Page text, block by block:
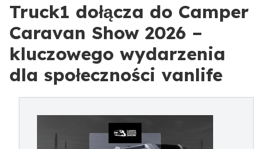
Truck1 dołącza do Camper
Caravan Show 2026 –
kluczowego wydarzenia
dla społeczności vanlife